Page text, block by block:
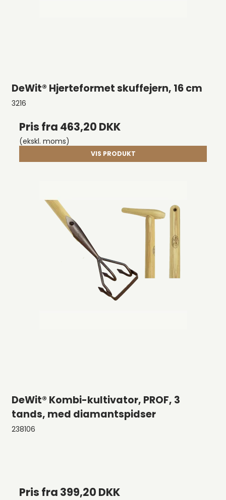
DeWit® Hjerteformet skuffejern, 16 cm
3216
Pris fra 463,20 DKK
(ekskl. moms)
VIS PRODUKT
DeWit® Kombi-kultivator, PROF, 3
tands, med diamantspidser
238106
Pris fra 399,20 DKK